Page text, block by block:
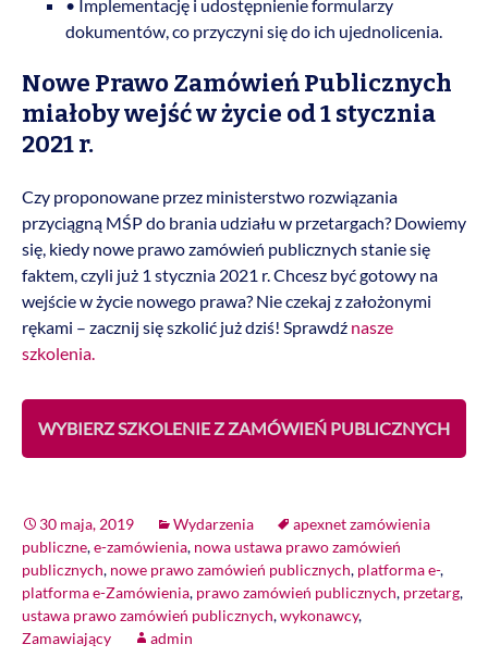
• Implementację i udostępnienie formularzy
dokumentów, co przyczyni się do ich ujednolicenia.
Nowe Prawo Zamówień Publicznych
miałoby wejść w życie od 1 stycznia
2021 r.
Czy proponowane przez ministerstwo rozwiązania
przyciągną MŚP do brania udziału w przetargach? Dowiemy
się, kiedy nowe prawo zamówień publicznych stanie się
faktem, czyli już 1 stycznia 2021 r. Chcesz być gotowy na
wejście w życie nowego prawa? Nie czekaj z założonymi
rękami – zacznij się szkolić już dziś! Sprawdź nasze
szkolenia.
WYBIERZ SZKOLENIE Z ZAMÓWIEŃ PUBLICZNYCH
30 maja, 2019 Wydarzenia
apexnet zamówienia
publiczne,e-zamówienia, nowa ustawa prawo zamówień
publicznych, nowe prawo zamówień publicznych, platforma e-,
platforma e-Zamówienia, prawo zamówień publicznych, przetarg,
ustawa prawo zamówień publicznych,wykonawcy,
Zamawiający
admin